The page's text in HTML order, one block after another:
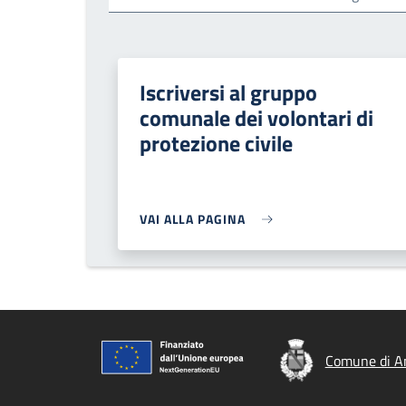
Iscriversi al gruppo
comunale dei volontari di
protezione civile
VAI ALLA PAGINA
Comune di